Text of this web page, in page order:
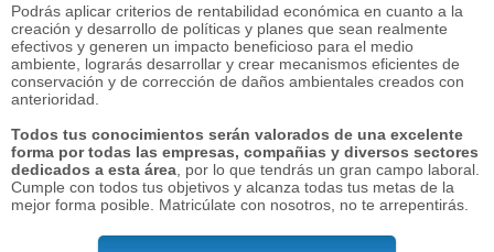
Podrás aplicar criterios de rentabilidad económica en cuanto a la
creación y desarrollo de políticas y planes que sean realmente
efectivos y generen un impacto beneficioso para el medio
ambiente, lograrás desarrollar y crear mecanismos eficientes de
conservación y de corrección de daños ambientales creados con
anterioridad.
Todos tus conocimientos serán valorados de una excelente
forma por todas las empresas, compañias y diversos sectores
dedicados a esta área , por lo que tendrás un gran campo laboral.
Cumple con todos tus objetivos y alcanza todas tus metas de la
mejor forma posible. Matricúlate con nosotros, no te arrepentirás.